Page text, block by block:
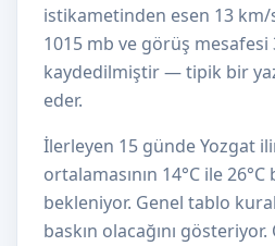
istikametinden esen 13
1015 mb ve görüş
kaydedilmiştir — tipik bir
eder.
İlerleyen 15 günde Yozgat
ortalamasının 14°C ile 26°C
bekleniyor. Genel tablo
baskın olacağını